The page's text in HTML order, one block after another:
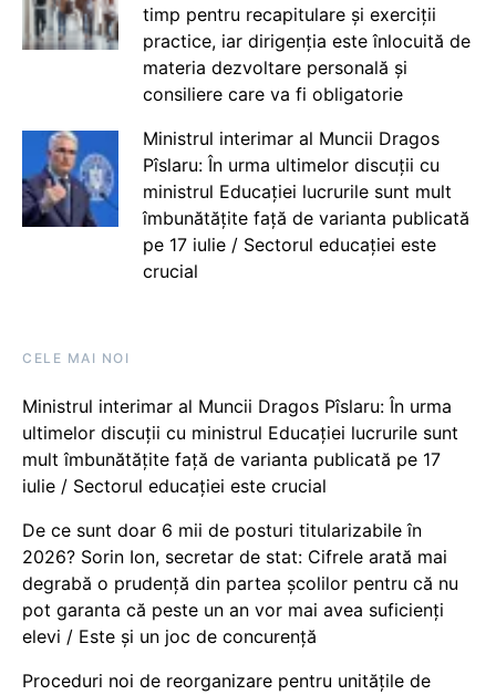
timp pentru recapitulare și exerciții
practice, iar dirigenția este înlocuită de
materia dezvoltare personală și
consiliere care va fi obligatorie
Ministrul interimar al Muncii Dragos
Pîslaru: În urma ultimelor discuții cu
ministrul Educației lucrurile sunt mult
îmbunătățite față de varianta publicată
pe 17 iulie / Sectorul educației este
crucial
CELE MAI NOI
Ministrul interimar al Muncii Dragos Pîslaru: În urma
ultimelor discuții cu ministrul Educației lucrurile sunt
mult îmbunătățite față de varianta publicată pe 17
iulie / Sectorul educației este crucial
De ce sunt doar 6 mii de posturi titularizabile în
2026? Sorin Ion, secretar de stat: Cifrele arată mai
degrabă o prudență din partea școlilor pentru că nu
pot garanta că peste un an vor mai avea suficienți
elevi / Este și un joc de concurență
Proceduri noi de reorganizare pentru unitățile de